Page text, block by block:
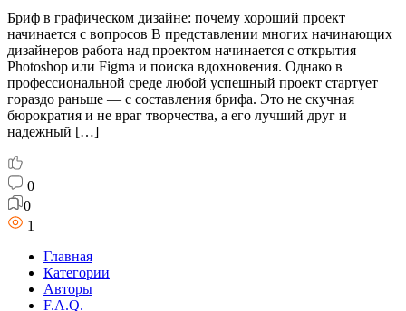
Бриф в графическом дизайне: почему хороший проект
начинается с вопросов В представлении многих начинающих
дизайнеров работа над проектом начинается с открытия
Photoshop или Figma и поиска вдохновения. Однако в
профессиональной среде любой успешный проект стартует
гораздо раньше — с составления брифа. Это не скучная
бюрократия и не враг творчества, а его лучший друг и
надежный […]
0
0
1
Главная
Категории
Авторы
F.A.Q.